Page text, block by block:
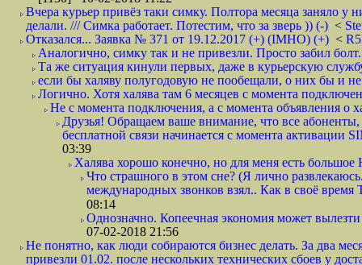
Вчера курьер привёз таки симку. Полтора месяца заняло
делали. /// Симка работает. Потестим, что за зверь )) (-) <
Отказался... Заявка № 371 от 19.12.2017 (+) (IMHO) (+) <
Аналогично, симку так и не привезли. Просто забил
Та же ситуация кинули первых, даже в курьерскую
если бы халяву полугодовую не пообещали, о них бы и
Логично. Хотя халява там 6 месяцев с момента
Не с момента подключения, а с момента объявления о
Друзья! Обращаем ваше внимание, что все
бесплатной связи начинается с момента
03:39
Халява хорошо конечно, но для меня есть
Что страшного в этом сне? (Я лично
международных звонков взял.. Как в своё
08:14
Однозначно. Копеечная экономия может
07-02-2018 21:56
Не понятно, как люди собираются бизнес делать. За два
привезли 01.02. после нескольких технических сбоев у